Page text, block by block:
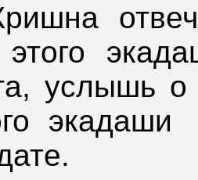
этого
услышь